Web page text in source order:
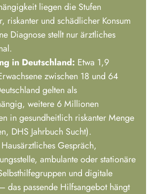
liegen die Stufen
riskanter und schädlicher Konsum
Diagnose stellt nur ärztliches
in Deutschland: Etwa 1,9
zwischen 18 und 64
gelten als
weitere 6 Millionen
in gesundheitlich riskanter Menge
DHS Jahrbuch Sucht).
Hausärztliches Gespräch,
ambulante oder stationäre
und digitale
das passende Hilfsangebot hängt